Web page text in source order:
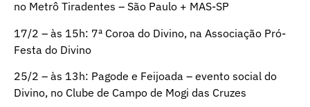
no Metrô Tiradentes – São Paulo + MAS-SP
17/2 – às 15h: 7ª Coroa do Divino, na Associação Pró-
Festa do Divino
25/2 – às 13h: Pagode e Feijoada – evento social do
Divino, no Clube de Campo de Mogi das Cruzes